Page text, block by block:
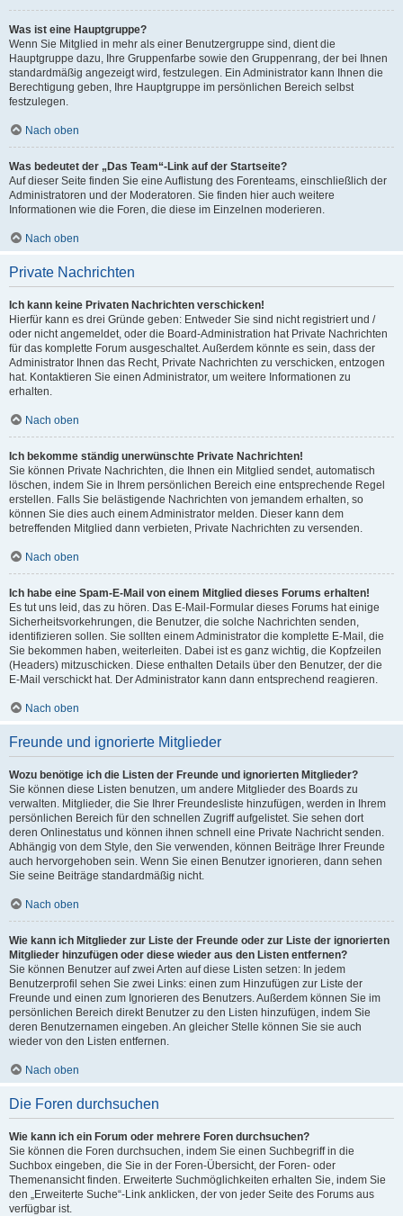
Was ist eine Hauptgruppe?
Wenn Sie Mitglied in mehr als einer Benutzergruppe sind, dient die
Hauptgruppe dazu, Ihre Gruppenfarbe sowie den Gruppenrang, der bei Ihnen
standardmäßig angezeigt wird, festzulegen. Ein Administrator kann Ihnen die
Berechtigung geben, Ihre Hauptgruppe im persönlichen Bereich selbst
festzulegen.
Nach oben
Was bedeutet der „Das Team“-Link auf der Startseite?
Auf dieser Seite finden Sie eine Auflistung des Forenteams, einschließlich der
Administratoren und der Moderatoren. Sie finden hier auch weitere
Informationen wie die Foren, die diese im Einzelnen moderieren.
Nach oben
Private Nachrichten
Ich kann keine Privaten Nachrichten verschicken!
Hierfür kann es drei Gründe geben: Entweder Sie sind nicht registriert und /
oder nicht angemeldet, oder die Board-Administration hat Private Nachrichten
für das komplette Forum ausgeschaltet. Außerdem könnte es sein, dass der
Administrator Ihnen das Recht, Private Nachrichten zu verschicken, entzogen
hat. Kontaktieren Sie einen Administrator, um weitere Informationen zu
erhalten.
Nach oben
Ich bekomme ständig unerwünschte Private Nachrichten!
Sie können Private Nachrichten, die Ihnen ein Mitglied sendet, automatisch
löschen, indem Sie in Ihrem persönlichen Bereich eine entsprechende Regel
erstellen. Falls Sie belästigende Nachrichten von jemandem erhalten, so
können Sie dies auch einem Administrator melden. Dieser kann dem
betreffenden Mitglied dann verbieten, Private Nachrichten zu versenden.
Nach oben
Ich habe eine Spam-E-Mail von einem Mitglied dieses Forums erhalten!
Es tut uns leid, das zu hören. Das E-Mail-Formular dieses Forums hat einige
Sicherheitsvorkehrungen, die Benutzer, die solche Nachrichten senden,
identifizieren sollen. Sie sollten einem Administrator die komplette E-Mail, die
Sie bekommen haben, weiterleiten. Dabei ist es ganz wichtig, die Kopfzeilen
(Headers) mitzuschicken. Diese enthalten Details über den Benutzer, der die
E-Mail verschickt hat. Der Administrator kann dann entsprechend reagieren.
Nach oben
Freunde und ignorierte Mitglieder
Wozu benötige ich die Listen der Freunde und ignorierten Mitglieder?
Sie können diese Listen benutzen, um andere Mitglieder des Boards zu
verwalten. Mitglieder, die Sie Ihrer Freundesliste hinzufügen, werden in Ihrem
persönlichen Bereich für den schnellen Zugriff aufgelistet. Sie sehen dort
deren Onlinestatus und können ihnen schnell eine Private Nachricht senden.
Abhängig von dem Style, den Sie verwenden, können Beiträge Ihrer Freunde
auch hervorgehoben sein. Wenn Sie einen Benutzer ignorieren, dann sehen
Sie seine Beiträge standardmäßig nicht.
Nach oben
Wie kann ich Mitglieder zur Liste der Freunde oder zur Liste der ignorierten
Mitglieder hinzufügen oder diese wieder aus den Listen entfernen?
Sie können Benutzer auf zwei Arten auf diese Listen setzen: In jedem
Benutzerprofil sehen Sie zwei Links: einen zum Hinzufügen zur Liste der
Freunde und einen zum Ignorieren des Benutzers. Außerdem können Sie im
persönlichen Bereich direkt Benutzer zu den Listen hinzufügen, indem Sie
deren Benutzernamen eingeben. An gleicher Stelle können Sie sie auch
wieder von den Listen entfernen.
Nach oben
Die Foren durchsuchen
Wie kann ich ein Forum oder mehrere Foren durchsuchen?
Sie können die Foren durchsuchen, indem Sie einen Suchbegriff in die
Suchbox eingeben, die Sie in der Foren-Übersicht, der Foren- oder
Themenansicht finden. Erweiterte Suchmöglichkeiten erhalten Sie, indem Sie
den „Erweiterte Suche“-Link anklicken, der von jeder Seite des Forums aus
verfügbar ist.